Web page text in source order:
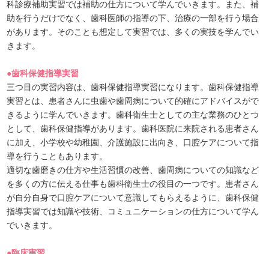
科診療補助実習では補助の仕方について学んでいきます。また、補
助を行うだけでなく、歯科医師の指導の下、治療の一部を行う場合
があります。そのことも想定して実習では、多くの実技を学んでい
きます。
●歯科保健指導実習
三つ目の実習内容は、歯科保健指導実習になります。歯科保健指導
実習とは、患者さんに虫歯や歯周病について的確にアドバイスがで
きるように学んでいきます。歯科衛生士としての主な業務のひとつ
として、歯科保健指導があります。歯科医院に来院される患者さん
に加え、小学校や幼稚園、介護施設に出向き、口腔ケアについて指
導を行うこともあります。
適切な歯磨きの仕方や生活習慣の改善、歯周病についての知識など
を多くの方に伝える仕事も歯科衛生士の役目の一つです。患者さん
が自分自身で口腔ケアについて意識してもらえるように、歯科保健
指導実習では知識や技術、コミュニケーションの仕方について学ん
でいきます。